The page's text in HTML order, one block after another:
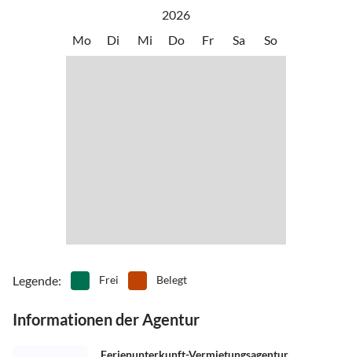
2026
Mo
Di Mi Do Fr Sa So
Legende: Frei Belegt
Informationen der Agentur
Ferienunterkunft-Vermietungsagentur